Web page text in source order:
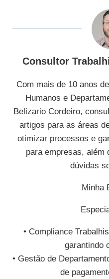
Consultor
Com mais de 10 anos
Humanos e
Belizario Cordeiro,
artigos para as áreas
otimizar processos e
para empresas, além
dúvidas
Minha
• Compliance
garantindo
• Gestão de
de